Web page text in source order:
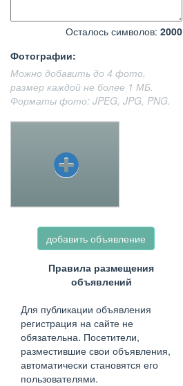
Осталось символов: 2000
Фотографии:
Можно добавить до 4 фото,
размер каждой не более 1 МБ.
Форматы фото: JPEG, JPG, PNG.
добавить объявление
Правила размещения
объявлений
Для публикации объявления
регистрация на сайте не
обязательна. Посетители,
разместившие свои объявления,
автоматически становятся его
пользователями.